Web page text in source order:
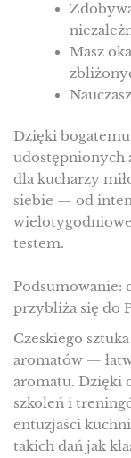
Masz
Dzięki
udostępnionych
dla kucharzy
siebie — od
testem.
Podsumowanie:
przybliża się do
Czeskiego
aromatów —
aromatu. Dzięki
szkoleń i
entuzjaści
takich dań jak